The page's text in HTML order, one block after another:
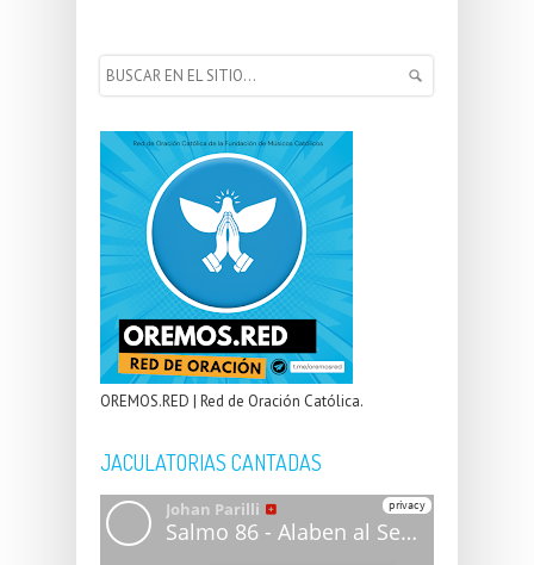
OREMOS.RED | Red de Oración Católica.
JACULATORIAS CANTADAS